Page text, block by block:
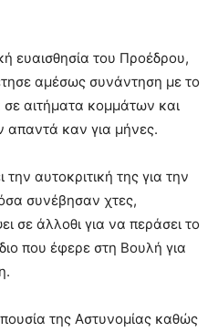
ευαισθησία του Προέδρου,
αμέσως συνάντηση με το
αιτήματα κομμάτων και
απαντά καν για μήνες.
αυτοκριτική της για την
συνέβησαν χτες,
σε άλλοθι για να περάσει το
που έφερε στη Βουλή για
της Αστυνομίας καθώς